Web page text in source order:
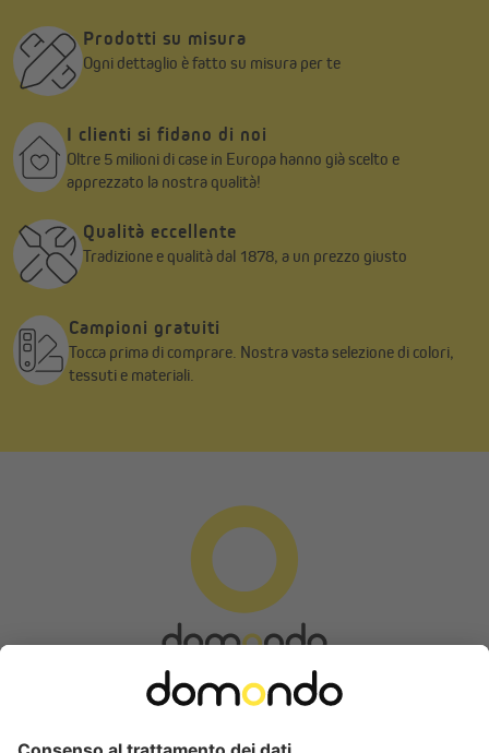
Prodotti su misura
Ogni dettaglio è fatto su misura per te
I clienti si fidano di noi
Oltre 5 milioni di case in Europa hanno già scelto e
apprezzato la nostra qualità!
Qualità eccellente
Tradizione e qualità dal 1878, a un prezzo giusto
Campioni gratuiti
Tocca prima di comprare. Nostra vasta selezione di colori,
tessuti e materiali.